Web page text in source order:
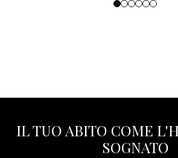
IL TUO ABITO COME
SOGNATO